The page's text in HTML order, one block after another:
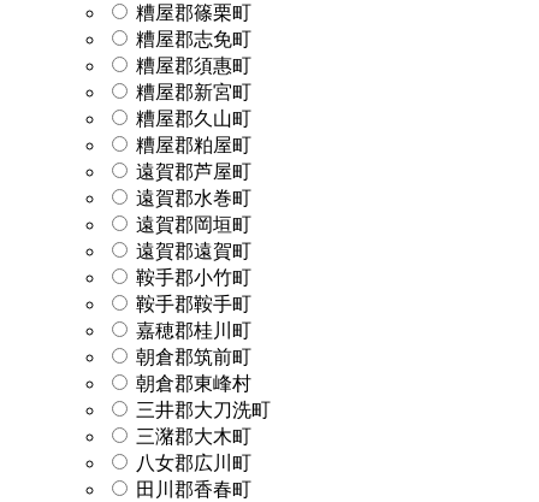
糟屋郡篠栗町
糟屋郡志免町
糟屋郡須惠町
糟屋郡新宮町
糟屋郡久山町
糟屋郡粕屋町
遠賀郡芦屋町
遠賀郡水巻町
遠賀郡岡垣町
遠賀郡遠賀町
鞍手郡小竹町
鞍手郡鞍手町
嘉穂郡桂川町
朝倉郡筑前町
朝倉郡東峰村
三井郡大刀洗町
三潴郡大木町
八女郡広川町
田川郡香春町